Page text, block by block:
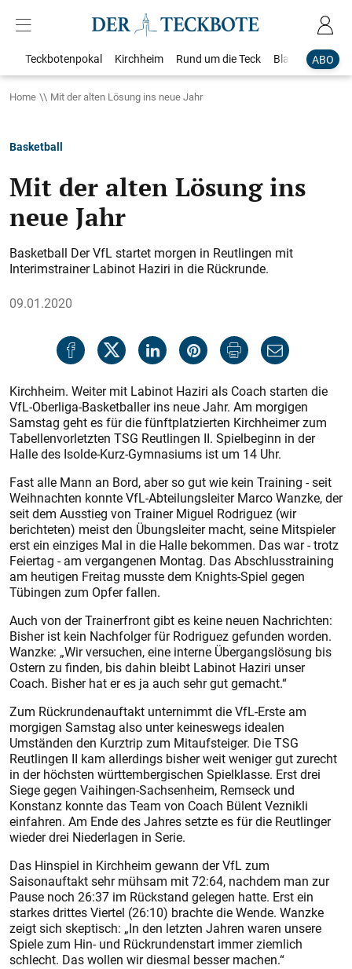
ABO
Teckbotenpokal Kirchheim Rund um die Teck Blaulicht
Home Mit der alten Lösung ins neue Jahr
Basketball
Mit der alten Lösung ins
neue Jahr
Basketball Der VfL startet morgen in Reutlingen mit
Interimstrainer Labinot Haziri in die Rückrunde.
09.01.2020
Kirchheim. Weiter mit Labinot Haziri als Coach starten die
VfL-Oberliga-Basketballer ins neue Jahr. Am morgigen
Samstag geht es für die fünftplatzierten Kirchheimer zum
Tabellenvorletzten TSG Reutlingen II. Spielbeginn in der
Halle des Isolde-Kurz-Gymnasiums ist um 14 Uhr.
Fast alle Mann an Bord, aber so gut wie kein Training - seit
Weihnachten konnte VfL-Abteilungsleiter Marco Wanzke, der
seit dem Ausstieg von Trainer Miguel Rodriguez (wir
berichteten) meist den Übungsleiter macht, seine Mitspieler
erst ein einziges Mal in die Halle bekommen. Das war - trotz
Feiertag - am vergangenen Montag. Das Abschlusstraining
am heutigen Freitag musste dem Knights-Spiel gegen
Tübingen zum Opfer fallen.
Auch von der Trainerfront gibt es keine neuen Nachrichten:
Bisher ist kein Nachfolger für Rodriguez gefunden worden.
Wanzke: „Wir versuchen, eine interne Übergangslösung bis
Ostern zu finden, bis dahin bleibt Labinot Haziri unser
Coach. Bisher hat er es ja auch sehr gut gemacht.“
Zum Rückrundenauftakt unternimmt die VfL-Erste am
morgigen Samstag also unter keineswegs idealen
Umständen den Kurztrip zum Mitaufsteiger. Die TSG
Reutlingen II kam allerdings bisher weit weniger gut zurecht
in der höchsten württembergischen Spielklasse. Erst drei
Siege gegen Vaihingen-Sachsenheim, Remseck und
Konstanz konnte das Team von Coach Bülent Veznikli
einfahren. Am Ende des Jahres setzte es für die Reutlinger
wieder drei Niederlagen in Serie.
Das Hinspiel in Kirchheim gewann der VfL zum
Saisonauftakt sehr mühsam mit 72:64, nachdem man zur
Pause noch 26:37 im Rückstand gelegen hatte. Erst ein
starkes drittes Viertel (26:10) brachte die Wende. Wanzke
zeigt sich skeptisch: „In den letzten Jahren waren unsere
Spiele zum Hin- und Rückrundenstart immer ziemlich
schlecht. Das wollen wir diesmal besser machen.“